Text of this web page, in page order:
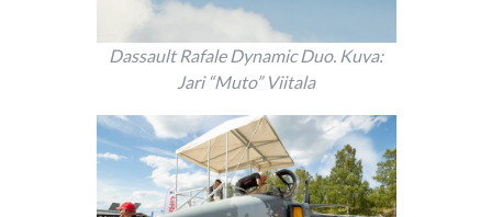
Dassault Rafale Dynamic Duo. Kuva:
Jari “Muto” Viitala